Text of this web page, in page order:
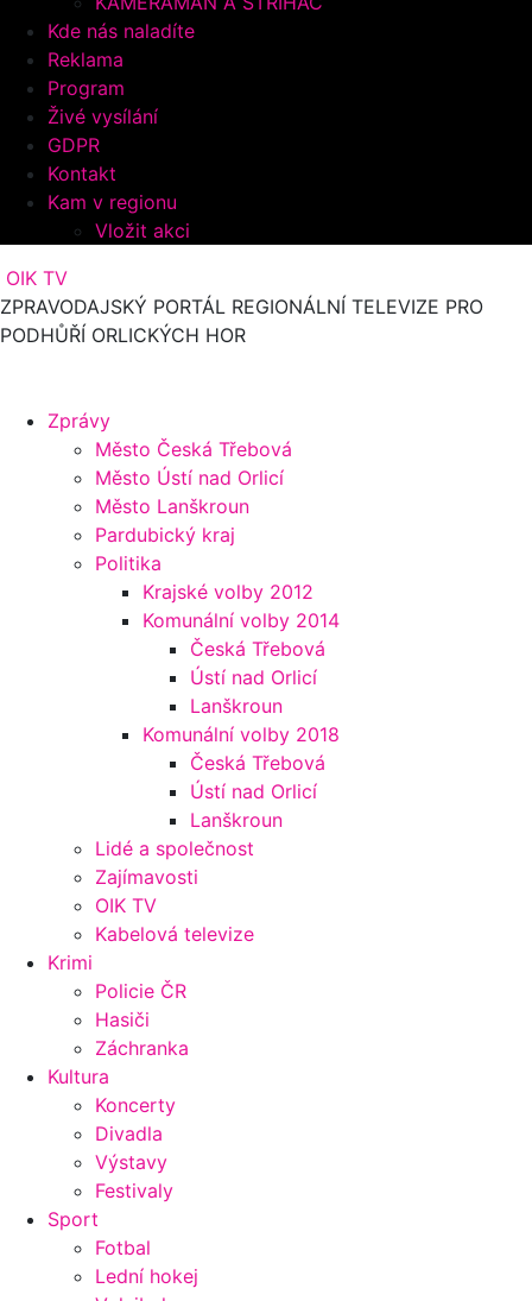
Kde nás naladíte
Reklama
Program
Živé vysílání
GDPR
Kontakt
Kam v regionu
Vložit akci
OIK TV
ZPRAVODAJSKÝ PORTÁL REGIONÁLNÍ TELEVIZE PRO
PODHŮŘÍ ORLICKÝCH HOR
Zprávy
Město Česká Třebová
Město Ústí nad Orlicí
Město Lanškroun
Pardubický kraj
Politika
Krajské volby 2012
Komunální volby 2014
Česká Třebová
Ústí nad Orlicí
Lanškroun
Komunální volby 2018
Česká Třebová
Ústí nad Orlicí
Lanškroun
Lidé a společnost
Zajímavosti
OIK TV
Kabelová televize
Krimi
Policie ČR
Hasiči
Záchranka
Kultura
Koncerty
Divadla
Výstavy
Festivaly
Sport
Fotbal
Lední hokej